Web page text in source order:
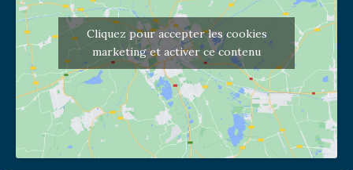
Cliquez pour accepter les cookies
marketing et activer ce contenu